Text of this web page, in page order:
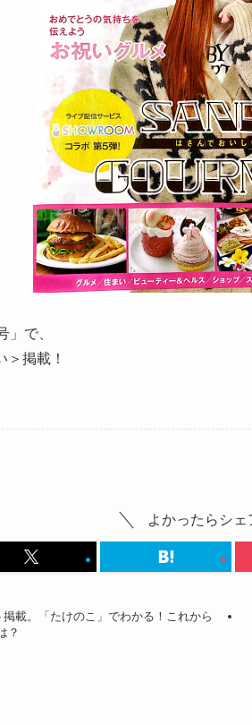
」で、
掲載！
よかったらシェ
掲載。「たけのこ」でわかる！これから
？